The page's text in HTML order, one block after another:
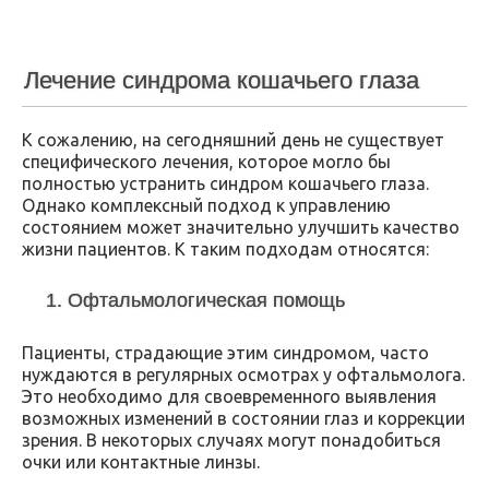
Лечение синдрома кошачьего глаза
К сожалению, на сегодняшний день не существует
специфического лечения, которое могло бы
полностью устранить синдром кошачьего глаза.
Однако комплексный подход к управлению
состоянием может значительно улучшить качество
жизни пациентов. К таким подходам относятся:
1. Офтальмологическая помощь
Пациенты, страдающие этим синдромом, часто
нуждаются в регулярных осмотрах у офтальмолога.
Это необходимо для своевременного выявления
возможных изменений в состоянии глаз и коррекции
зрения. В некоторых случаях могут понадобиться
очки или контактные линзы.